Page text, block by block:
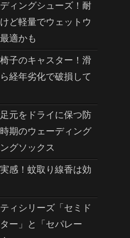
ィングシューズ！耐
ど軽量でウェットウ
適かも
子のキャスター！滑
経年劣化で破損して
元をドライに保つ防
期のウェーディング
グソックス
感！蚊取り線香は効
ィシリーズ「セミド
ー」と「セパレー